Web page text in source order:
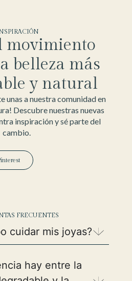
movimiento
belleza más
y natural
unas a nuestra comunidad en
Descubre nuestras nuevas
inspiración y sé parte del
cambio.
FRECUENTES
cuidar mis joyas?
hay entre la